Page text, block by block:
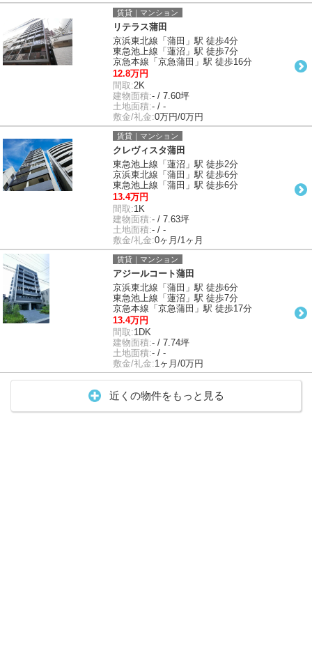
賃貸｜マンション
リテラス蒲田
京浜東北線「蒲田」駅 徒歩4分
東急池上線「蓮沼」駅 徒歩7分
京急本線「京急蒲田」駅 徒歩16分
12.8万円
間取:2K
建物面積:- / 7.60坪
土地面積:- / -
敷金/礼金:0万円/0万円
賃貸｜マンション
クレヴィスタ蒲田
東急池上線「蓮沼」駅 徒歩2分
京浜東北線「蒲田」駅 徒歩6分
東急池上線「蒲田」駅 徒歩6分
13.4万円
間取:1K
建物面積:- / 7.63坪
土地面積:- / -
敷金/礼金:0ヶ月/1ヶ月
賃貸｜マンション
アジールコート蒲田
京浜東北線「蒲田」駅 徒歩6分
東急池上線「蓮沼」駅 徒歩7分
京急本線「京急蒲田」駅 徒歩17分
13.4万円
間取:1DK
建物面積:- / 7.74坪
土地面積:- / -
敷金/礼金:1ヶ月/0万円
近くの物件をもっと見る